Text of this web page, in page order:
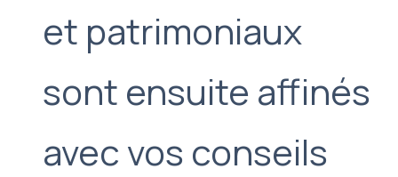
et patrimoniaux
sont ensuite affinés
avec vos conseils